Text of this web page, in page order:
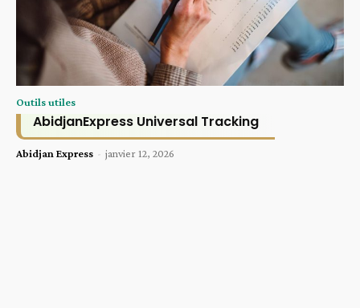
Outils utiles
AbidjanExpress Universal Tracking
Abidjan Express - janvier 12, 2026